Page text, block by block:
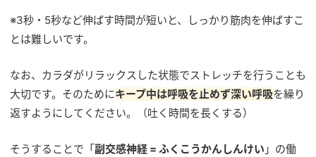
※3秒・5秒など伸ばす時間が短いと、しっかり筋肉を伸ばすこ
とは難しいです。
なお、カラダがリラックスした状態でストレッチを行うことも
大切です。そのためにキープ中は呼吸を止めず深い呼吸を繰り
返すようにしてください。（吐く時間を長くする）
そうすることで「 副交感神経 = ふくこうかんしんけい 」の働